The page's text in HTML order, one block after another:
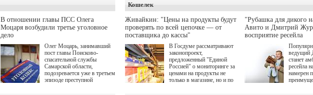
на трудоустройство и более
спокойную адаптацию к
мирной жизни.
одноименного романа
Сергея Лукьяненко. Главные
роли в проекте исполнили
Артем Кошман, Полина
Гухман, Вероника
Устимова, Олег Савостюк,
Святослав Рогожан, Кузьма
Котрелёв, Никита
Кологривый, Елисей
Чучилин, Александра
Нестерова, Ника Жукова, а
</a> (18+)
на экране
выходить
сериала,
духе
В отношении главы ПСС Олега
Моцаря возбудили третье уголовное
дело
Олег Моцарь, занимавший
пост главы Поисково-
спасательной службы
Самарской области,
подозревается уже в третьем
эпизоде преступной
Кошелек
Живайкин: "Цены на продукты будут
проверять по всей цепочке — от
поставщика до кассы"
В Госдуме рассматривают
законопроект,
предложенный "Единой
Россией" о мониторинге за
ценами на продукты не
только в магазине, но и по
"Рубашка для дикого
Авито и Дмитрий
восприятие ресейла
ведущий
станет
ресейла
намерен